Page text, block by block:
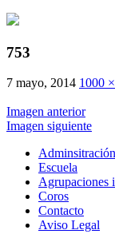
753
7 mayo, 2014 1000
Imagen anterior
Imagen siguiente
Adminsitración
Escuela
Agrupaciones
Coros
Contacto
Aviso Legal